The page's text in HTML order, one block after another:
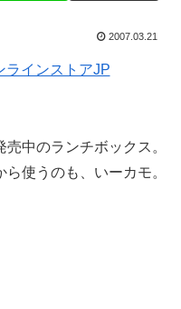
2007.03.21
中のランチボックス。
使うのも、いーカモ。